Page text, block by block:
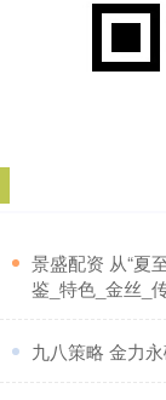
景盛配资 从“夏
鉴_特色_金丝_
九八策略 金力